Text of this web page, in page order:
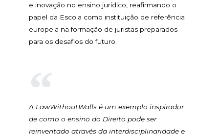
e inovação no ensino jurídico, reafirmando o
papel da Escola como instituição de referência
europeia na formação de juristas preparados
para os desafios do futuro.
A LawWithoutWalls é um exemplo inspirador
de como o ensino do Direito pode ser
reinventado através da interdisciplinaridade e